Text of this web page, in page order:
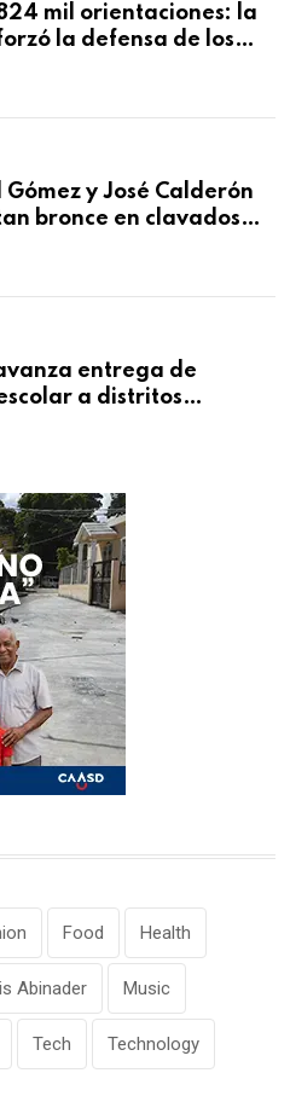
mil orientaciones: la
la defensa de los
Gómez y José Calderón
bronce en clavados
avanza entrega de
a distritos
Food Health
Abinader Music
Tech Technology